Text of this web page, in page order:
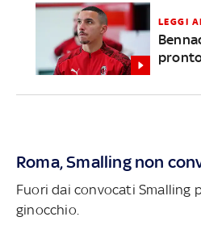
LEGGI
Roma, Smalling non
Fuori dai convocati Smalling
ginocchio.